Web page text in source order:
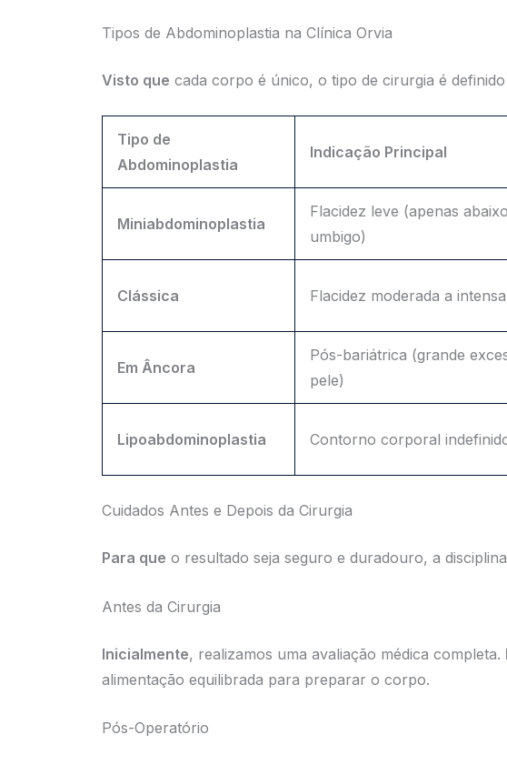
Tipos de Abdominoplastia na Clínica Orvia
Visto que cada corpo é único, o tipo de cirurgia é
Tipo de
Abdominoplastia
Indicação Principal
Miniabdominoplastia
Flacidez leve (apenas
umbigo)
Clássica Flacidez moderada a intensa
Em Âncora
Pós-bariátrica (grande
pele)
Lipoabdominoplastia Contorno corporal
Cuidados Antes e Depois da Cirurgia
Para que o resultado seja seguro e duradouro, a
Antes da Cirurgia
Inicialmente, realizamos uma avaliação médica completa.
alimentação equilibrada para preparar o corpo.
Pós-Operatório